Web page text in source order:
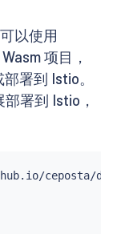
以使用
项目，
署到 Istio。
部署到 Istio，
ceposta/